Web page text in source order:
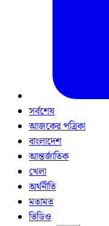
সর্বশেষ
আজকের পত্রিকা
বাংলাদেশ
আন্তর্জাতিক
খেলা
অর্থনীতি
মতামত
ভিডিও